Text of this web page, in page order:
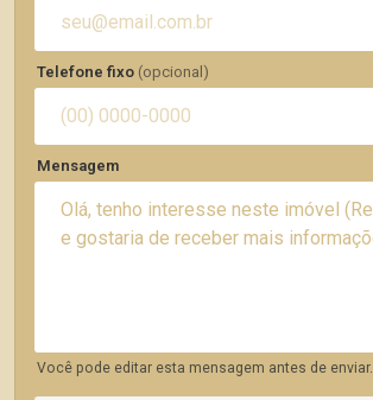
Telefone fixo (opcional)
Mensagem
Você pode editar esta mensagem antes de enviar.